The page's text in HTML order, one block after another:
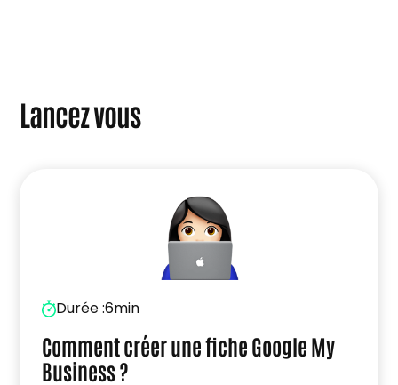
Lancez vous
Durée :6min
Comment créer une fiche Google My
Business ?